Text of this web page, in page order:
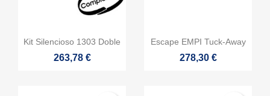
Vista rápida
Kit Silencioso 1303 Doble
263,78 €
 Vista rápida
Escape EMPI Tuck-Away
278,30 €